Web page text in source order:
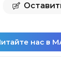
нас в